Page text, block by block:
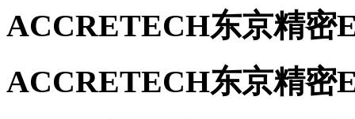
ACCRETECH东京精密
ACCRETECH东京精密